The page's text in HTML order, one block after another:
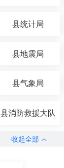
县统计局
县地震局
县气象局
县消防救援大队
收起全部